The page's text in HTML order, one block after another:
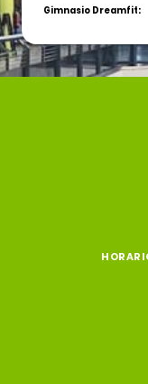
Gimnasio Dreamfit: